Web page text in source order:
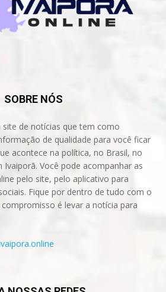
SOBRE NÓS
site de notícias que tem como
de qualidade para você ficar
acontece na política, no Brasil, no
Ivaiporã. Você pode acompanhar as
pelo site, pelo aplicativo para
Fique por dentro de tudo com o
é levar a notícia para